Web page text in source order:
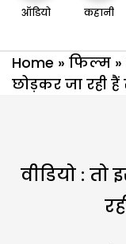
ऑडियो कहानी
Home » फिल्म »
छोड़कर जा रही
वीडियो :